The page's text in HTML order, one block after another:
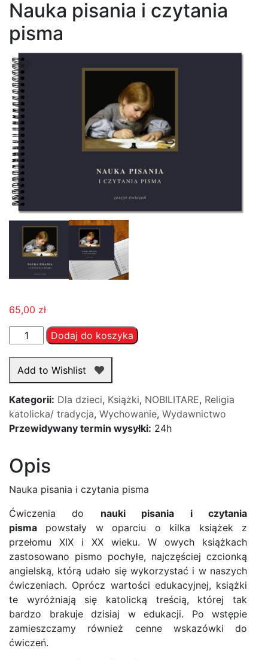
Nauka pisania i czytania
pisma
65,00 zł
ilość
Nauka
pisania
pisma
Dodaj do koszyka
Add to Wishlist
Kategorii: Dla dzieci, Książki, NOBILITARE, Religia
katolicka/ tradycja, Wychowanie, Wydawnictwo
Przewidywany termin wysyłki: 24h
Opis
Nauka pisania i czytania pisma
Ćwiczenia do nauki pisania i czytania
pisma powstały w oparciu o kilka książek z
przełomu XIX i XX wieku. W owych książkach
zastosowano pismo pochyłe, najczęściej czcionką
angielską, którą udało się wykorzystać i w naszych
ćwiczeniach. Oprócz wartości edukacyjnej, książki
te wyróżniają się katolicką treścią, której tak
bardzo brakuje dzisiaj w edukacji. Po wstępie
zamieszczamy również cenne wskazówki do
ćwiczeń.